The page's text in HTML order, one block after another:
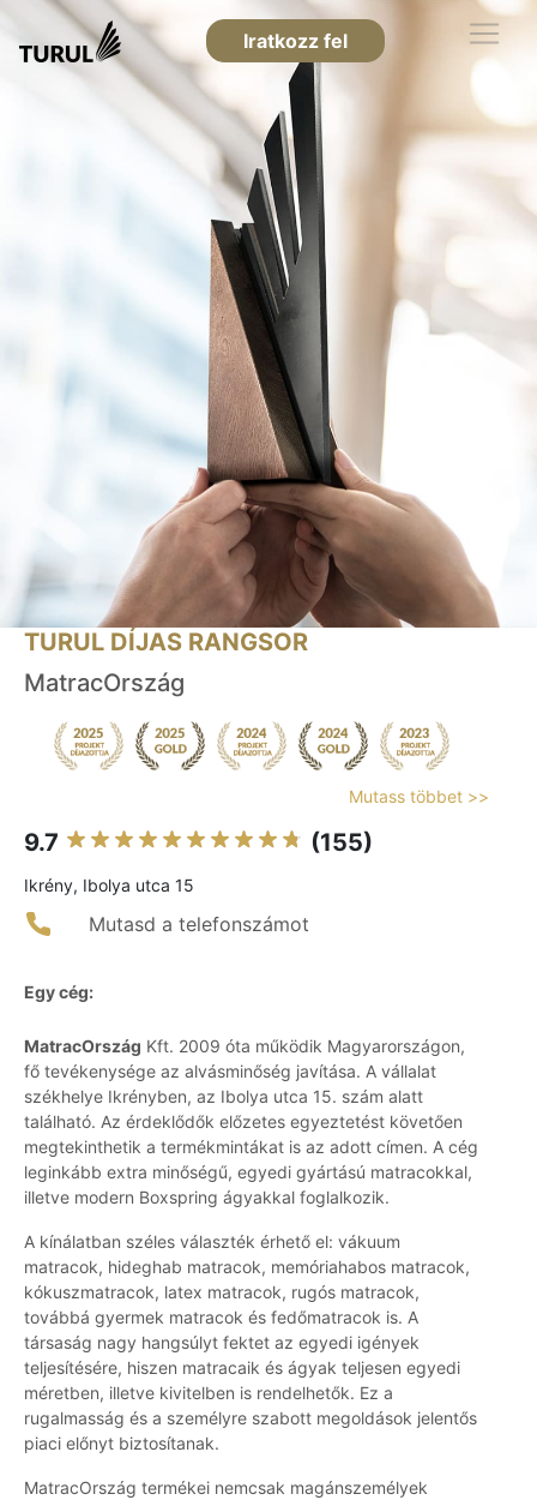
Iratkozz fel
TURUL DÍJAS RANGSOR
MatracOrszág
Mutass többet >>
9.7 (155)
Ikrény, Ibolya utca 15
Mutasd a telefonszámot
Egy cég:
MatracOrszág Kft. 2009 óta működik Magyarországon,
fő tevékenysége az alvásminőség javítása. A vállalat
székhelye Ikrényben, az Ibolya utca 15. szám alatt
található. Az érdeklődők előzetes egyeztetést követően
megtekinthetik a termékmintákat is az adott címen. A cég
leginkább extra minőségű, egyedi gyártású matracokkal,
illetve modern Boxspring ágyakkal foglalkozik.
A kínálatban széles választék érhető el: vákuum
matracok, hideghab matracok, memóriahabos matracok,
kókuszmatracok, latex matracok, rugós matracok,
továbbá gyermek matracok és fedőmatracok is. A
társaság nagy hangsúlyt fektet az egyedi igények
teljesítésére, hiszen matracaik és ágyak teljesen egyedi
méretben, illetve kivitelben is rendelhetők. Ez a
rugalmasság és a személyre szabott megoldások jelentős
piaci előnyt biztosítanak.
MatracOrszág termékei nemcsak magánszemélyek